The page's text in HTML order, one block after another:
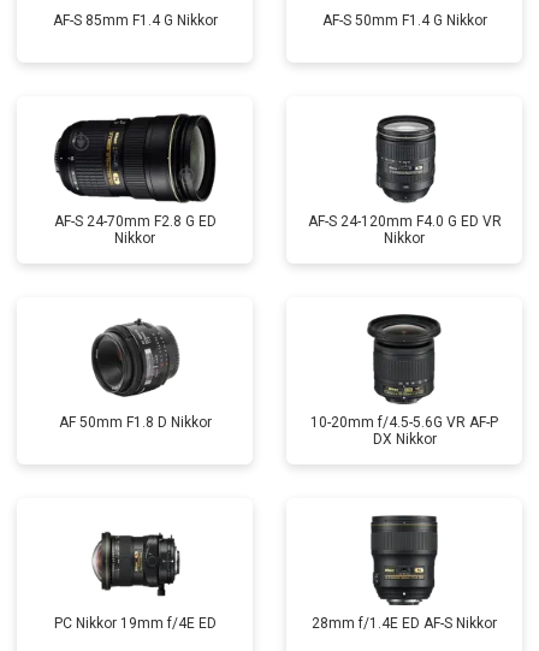
AF-S 85mm F1.4 G Nikkor AF-S 50mm F1.4 G Nikkor
AF-S 24-70mm F2.8 G ED
Nikkor
AF-S 24-120mm F4.0 G ED VR
Nikkor
AF 50mm F1.8 D Nikkor
10-20mm f/4.5-5.6G VR AF-P
DX Nikkor
PC Nikkor 19mm f/4E ED 28mm f/1.4E ED AF-S Nikkor